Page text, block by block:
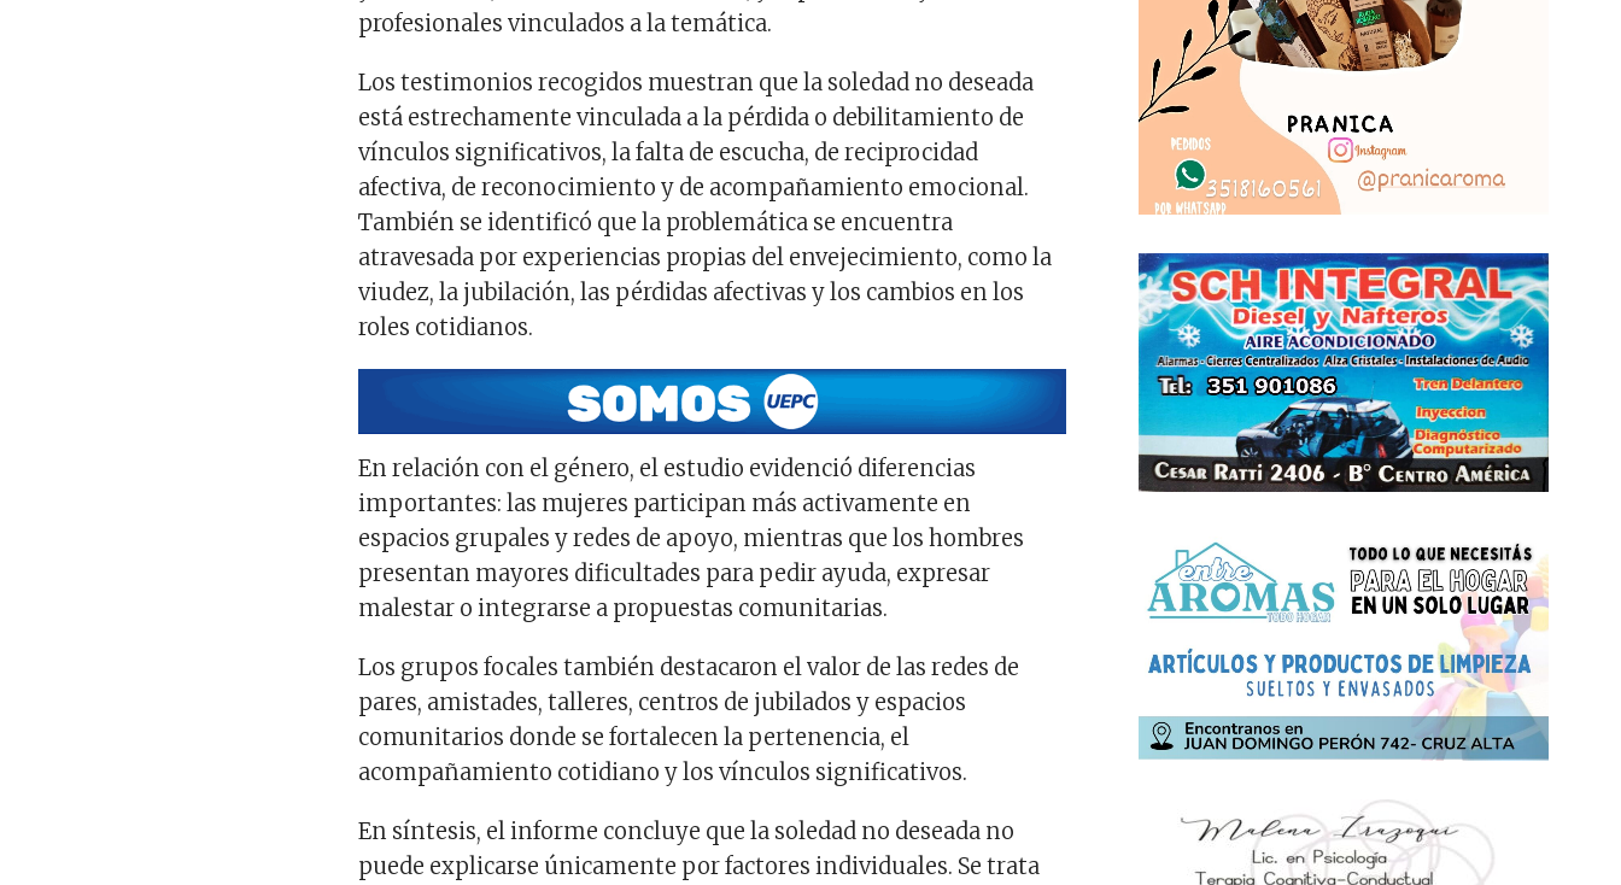
profesionales vinculados a la temática.
Los testimonios recogidos muestran que la soledad no deseada
está estrechamente vinculada a la pérdida o debilitamiento de
vínculos significativos, la falta de escucha, de reciprocidad
afectiva, de reconocimiento y de acompañamiento emocional.
También se identificó que la problemática se encuentra
atravesada por experiencias propias del envejecimiento, como la
viudez, la jubilación, las pérdidas afectivas y los cambios en los
roles cotidianos.
En relación con el género, el estudio evidenció diferencias
importantes: las mujeres participan más activamente en
espacios grupales y redes de apoyo, mientras que los hombres
presentan mayores dificultades para pedir ayuda, expresar
malestar o integrarse a propuestas comunitarias.
Los grupos focales también destacaron el valor de las redes de
pares, amistades, talleres, centros de jubilados y espacios
comunitarios donde se fortalecen la pertenencia, el
acompañamiento cotidiano y los vínculos significativos.
En síntesis, el informe concluye que la soledad no deseada no
puede explicarse únicamente por factores individuales. Se trata